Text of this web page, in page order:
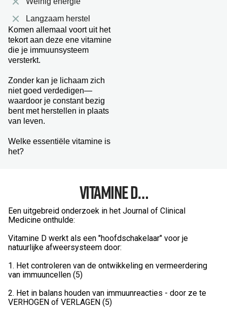
Langzaam herstel
Komen allemaal voort uit het
tekort aan deze ene vitamine
die je immuunsysteem
versterkt.
Zonder kan je lichaam zich
niet goed verdedigen—
waardoor je constant bezig
bent met herstellen in plaats
van leven.
Welke essentiële vitamine is
het?
Vitamine D…
Een uitgebreid onderzoek in het Journal of Clinical
Medicine onthulde:
Vitamine D werkt als een "hoofdschakelaar" voor je
natuurlijke afweersysteem door:
1. Het controleren van de ontwikkeling en vermeerdering
van immuuncellen (5)
2. Het in balans houden van immuunreacties - door ze te
VERHOGEN of VERLAGEN (5)